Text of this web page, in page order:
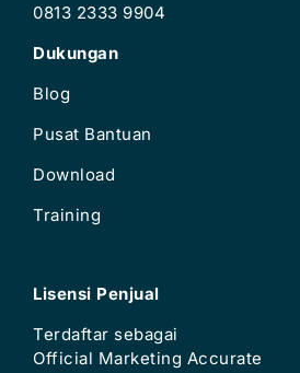
0813 2333 9904
Dukungan
Blog
Pusat Bantuan
Download
Training
Lisensi Penjual
Terdaftar sebagai
Official Marketing Accurate